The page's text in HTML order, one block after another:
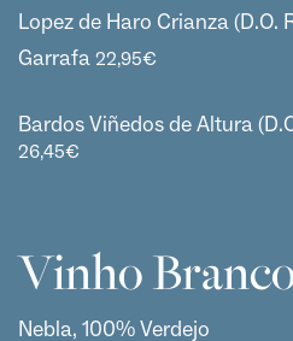
Lopez de Haro Crianza (D.O.
Garrafa 22,95€
Bardos Viñedos de Altura
26,45€
Vinho
Nebla, 100% Verdejo